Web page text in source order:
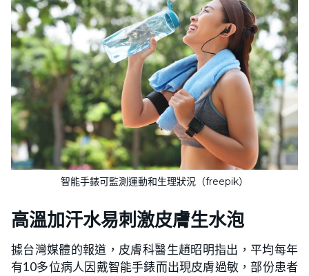
智能手錶可監測運動和生理狀況（freepik）
高溫加汗水易刺激皮膚生水泡
據台灣媒體的報道，皮膚科醫生趙昭明指出，平均每年
有10多位病人因戴智能手錶而出現皮膚過敏，部份患者